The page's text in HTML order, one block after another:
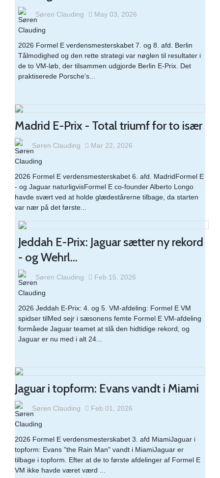
Søren Clauding May 03, 2026
2026 Formel E verdensmesterskabet 7. og 8. afd. Berlin​
Tålmodighed og den rette strategi var nøglen til resultater i
de to VM-løb, der tilsammen udgjorde Berlin E-Prix. Det
praktiserede Porsche's...
Madrid E-Prix - Total triumf for to især
Søren Clauding Mar 22, 2026
2026 Formel E verdensmesterskabet 6. afd. MadridFormel E
- og Jaguar naturligvisFormel E co-founder Alberto Longo
havde svært ved at holde glædestårerne tilbage, da starten
var nær på det første...
Jeddah E-Prix: Jaguar sætter ny rekord
- og Wehrl...
Søren Clauding Feb 15, 2026
2026 Jeddah E-Prix: 4. og 5. VM-afdeling: Formel E VM
spidser tilMed sejr i sæsonens femte Formel E VM-afdeling
formåede Jaguar teamet at slå den hidtidige rekord, og
Jaguar er nu med i alt 24...
Jaguar i topform: Evans vandt i Miami
Søren Clauding Feb 01, 2026
2026 Formel E verdensmesterskabet 3. afd MiamiJaguar i
topform: Evans "the Rain Man" vandt i MiamiJaguar er
tilbage i topform. Efter at de to første afdelinger af Formel E
VM ikke havde været værd ...